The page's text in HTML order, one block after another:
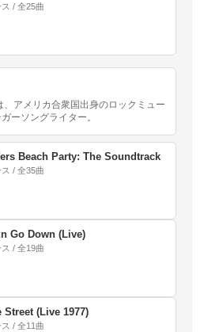
/ 全25曲
、アメリカ合衆国出身のロックミュー
ーソングライター。
Beach Party: The Soundtrack
/ 全35曲
Go Down (Live)
/ 全19曲
Street (Live 1977)
/ 全11曲